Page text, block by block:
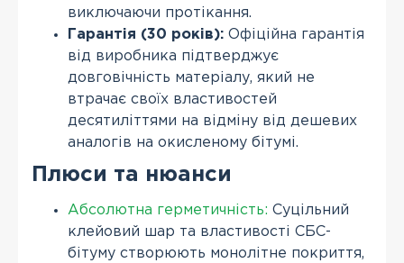
виключаючи протікання.
Гарантія (30 років): Офіційна гарантія
від виробника підтверджує
довговічність матеріалу, який не
втрачає своїх властивостей
десятиліттями на відміну від дешевих
аналогів на окисленому бітумі.
Плюси та нюанси
Абсолютна герметичність: Суцільний
клейовий шар та властивості СБС-
бітуму створюють монолітне покриття,